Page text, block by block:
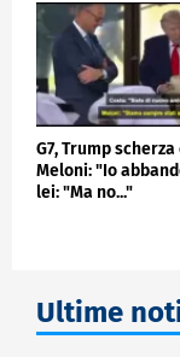
giorno ed è
POLITICA
G7, Trump scherza
Meloni: "Io
lei: "Ma no..."
Ultime